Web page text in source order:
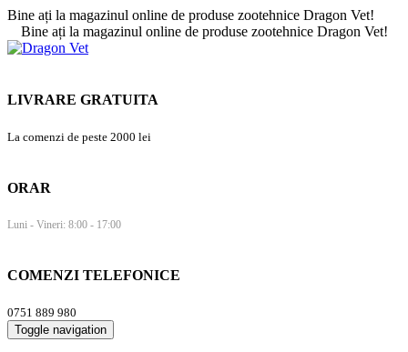
Bine ați la magazinul online de produse zootehnice Dragon Vet!
Bine ați la magazinul online de produse zootehnice Dragon Vet!
LIVRARE GRATUITA
La comenzi de peste 2000 lei
ORAR
Luni - Vineri: 8:00 - 17:00
COMENZI TELEFONICE
0751 889 980
Toggle navigation